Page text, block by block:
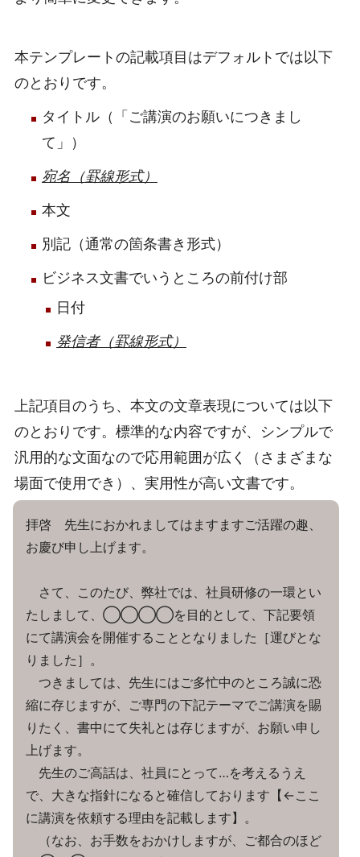
本テンプレートの記載項目はデフォルトでは以下
のとおりです。
タイトル（「ご講演のお願いにつきまし
て」）
宛名（罫線形式）
本文
別記（通常の箇条書き形式）
ビジネス文書でいうところの前付け部
日付
発信者（罫線形式）
上記項目のうち、本文の文章表現については以下
のとおりです。標準的な内容ですが、シンプルで
汎用的な文面なので応用範囲が広く（さまざまな
場面で使用でき）、実用性が高い文書です。
拝啓 先生におかれましてはますますご活躍の趣、
お慶び申し上げます。
さて、このたび、弊社では、社員研修の一環とい
たしまして、◯◯◯◯を目的として、下記要領
にて講演会を開催することとなりました［運びとな
りました］。
つきましては、先生にはご多忙中のところ誠に恐
縮に存じますが、ご専門の下記テーマでご講演を賜
りたく、書中にて失礼とは存じますが、お願い申し
上げます。
先生のご高話は、社員にとって…を考えるうえ
で、大きな指針になると確信しております【←ここ
に講演を依頼する理由を記載します】。
（なお、お手数をおかけしますが、ご都合のほど